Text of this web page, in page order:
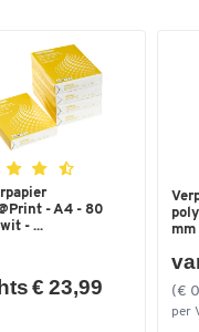
- A4 - 80
- ...
€ 23,99
mm
(€
per